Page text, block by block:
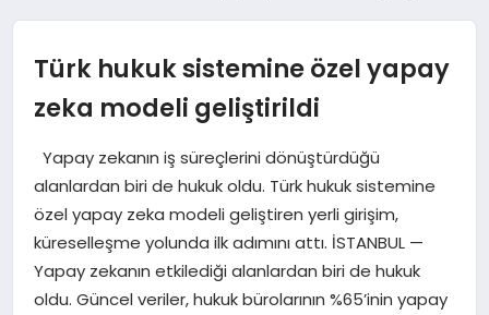
EĞITIM
EKONOMI
MAGAZIN
SAĞLIK
SPOR
Türk hukuk sistemine özel yapay
zeka modeli geliştirildi
Yapay zekanın iş süreçlerini dönüştürdüğü
alanlardan biri de hukuk oldu. Türk hukuk sistemine
özel yapay zeka modeli geliştiren yerli girişim,
küreselleşme yolunda ilk adımını attı. İSTANBUL —
Yapay zekanın etkilediği alanlardan biri de hukuk
oldu. Güncel veriler, hukuk bürolarının %65’inin yapay